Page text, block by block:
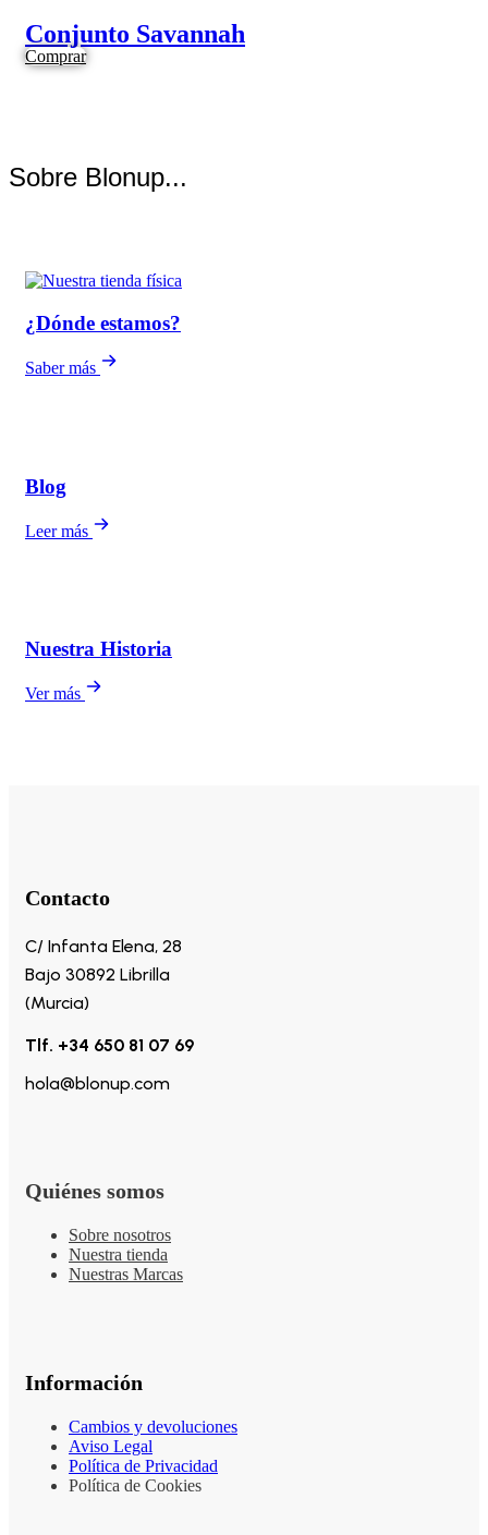
Conjunto Savannah
Comprar
Sobre Blonup...
¿Dónde estamos?
Saber más
Blog
Leer más
Nuestra Historia
Ver más
Contacto
C/ Infanta Elena, 28
Bajo 30892 Librilla
(Murcia)
Tlf. +34 650 81 07 69
hola@blonup.com
Quiénes somos
Sobre nosotros
Nuestra tienda
Nuestras Marcas
Información
Cambios y devoluciones
Aviso Legal
Política de Privacidad
Política de Cookies